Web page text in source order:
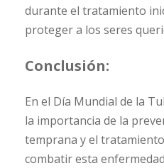
durante el tratamiento
proteger a los seres
Conclusión:
En el Día Mundial de la
la importancia de la
temprana y el
combatir esta